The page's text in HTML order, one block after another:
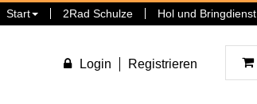
Start 2Rad Schulze Hol und Bringdienst
Login Registrieren